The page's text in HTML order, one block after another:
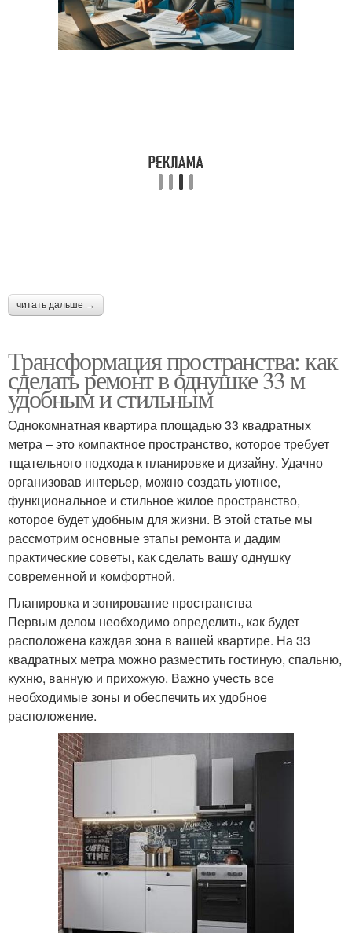
читать дальше →
Трансформация пространства: как
сделать ремонт в однушке 33 м
удобным и стильным
Однокомнатная квартира площадью 33 квадратных
метра – это компактное пространство, которое требует
тщательного подхода к планировке и дизайну. Удачно
организовав интерьер, можно создать уютное,
функциональное и стильное жилое пространство,
которое будет удобным для жизни. В этой статье мы
рассмотрим основные этапы ремонта и дадим
практические советы, как сделать вашу однушку
современной и комфортной.
Планировка и зонирование пространства
Первым делом необходимо определить, как будет
расположена каждая зона в вашей квартире. На 33
квадратных метра можно разместить гостиную, спальню,
кухню, ванную и прихожую. Важно учесть все
необходимые зоны и обеспечить их удобное
расположение.